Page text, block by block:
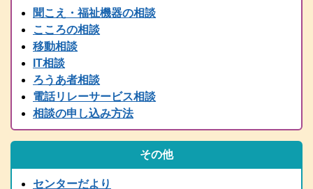
2025.03.21
2024（令和6）年度 全国統一要約筆記者認定試験合格者発表
2025.03.15
令和７年度 手話通訳者養成講座（通訳Ⅰ・通訳Ⅱ）の案内を掲載
しました。
2024.03.01
2024（令和6）年度手話通訳者全国統一試験合格者発表
2025.02.07
令和７年度 難聴者向けの各種講座を掲載しました。
年末年始は、１２/２９～１/３まで閉館します。
2024.11.13
聞こえ・福祉機器の相談
こころの相談
移動相談
IT相談
ろうあ者相談
電話リレーサービス相談
相談の申し込み方法
その他
センターだより